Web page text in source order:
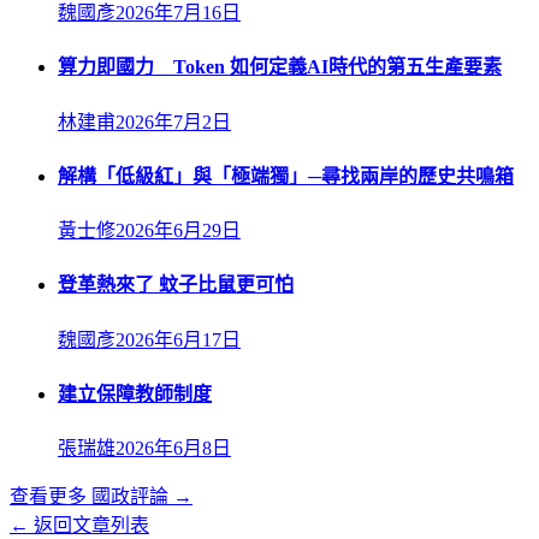
魏國彥2026年7月16日
算力即國力 Token 如何定義AI時代的第五生產要素
林建甫2026年7月2日
解構「低級紅」與「極端獨」─尋找兩岸的歷史共鳴箱
黃士修2026年6月29日
登革熱來了 蚊子比鼠更可怕
魏國彥2026年6月17日
建立保障教師制度
張瑞雄2026年6月8日
查看更多 國政評論 →
← 返回文章列表